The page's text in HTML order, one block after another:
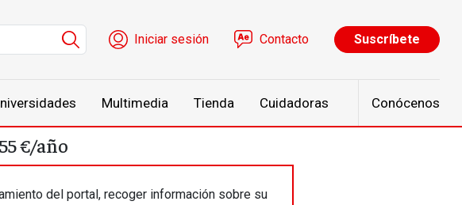
Menú de cuenta de usuario
Iniciar sesión Contacto Suscríbete
Multimedia Tienda Cuidadoras Conócenos
del portal, recoger información sobre su
€/año